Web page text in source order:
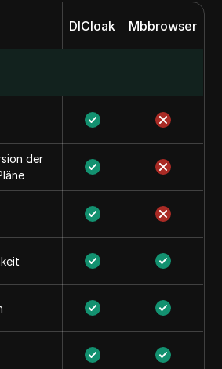
DICloak Mbbrowser
der